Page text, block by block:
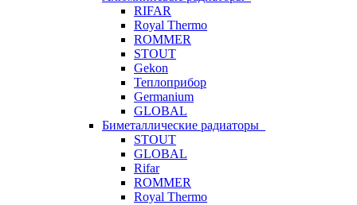
RIFAR
Royal Thermo
ROMMER
STOUT
Gekon
Теплоприбор
Germanium
GLOBAL
Биметаллические радиаторы
STOUT
GLOBAL
Rifar
ROMMER
Royal Thermo